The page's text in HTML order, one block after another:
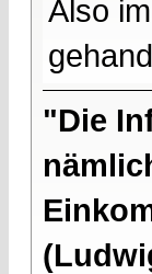
Also
"Die